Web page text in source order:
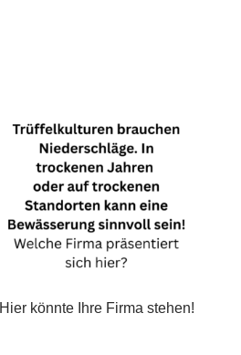
Hier könnte Ihre Firma stehen!